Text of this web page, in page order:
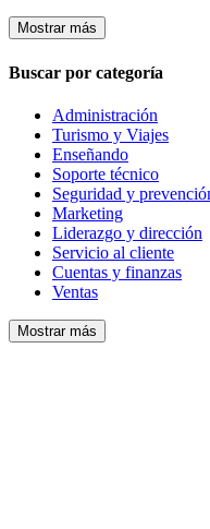
Mostrar más
Buscar por categoría
Administración
Turismo y Viajes
Enseñando
Soporte técnico
Seguridad y
Marketing
Liderazgo y dirección
Servicio al cliente
Cuentas y finanzas
Ventas
Mostrar más